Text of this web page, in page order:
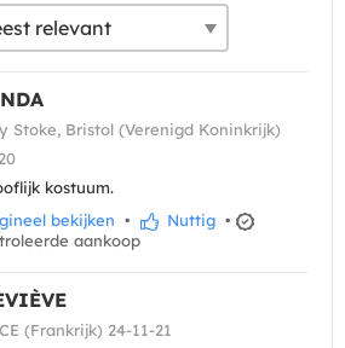
Stoke, Bristol (Verenigd Koninkrijk)
kostuum.
bekijken • Nuttig •
aankoop
(Frankrijk) 24-11-21